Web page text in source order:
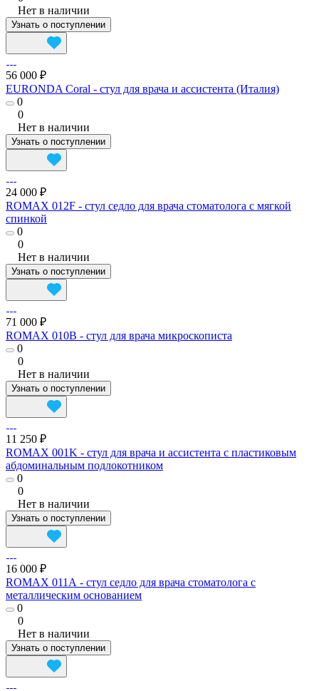
Нет в наличии
Узнать о поступлении
56 000 ₽
EURONDA Coral - cтул для врача и ассистента (Италия)
0
0
Нет в наличии
Узнать о поступлении
24 000 ₽
ROMAX 012F - стул седло для врача стоматолога с мягкой
спинкой
0
0
Нет в наличии
Узнать о поступлении
71 000 ₽
ROMAX 010B - стул для врача микроскописта
0
0
Нет в наличии
Узнать о поступлении
11 250 ₽
ROMAX 001K - стул для врача и ассистента c пластиковым
абдоминальным подлокотником
0
0
Нет в наличии
Узнать о поступлении
16 000 ₽
ROMAX 011А - стул седло для врача стоматолога с
металлическим основанием
0
0
Нет в наличии
Узнать о поступлении